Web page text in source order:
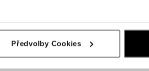
Předvolby Cookies